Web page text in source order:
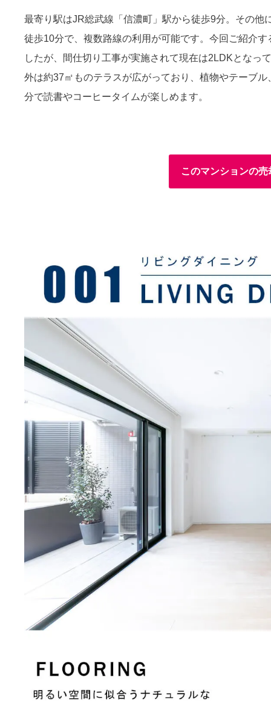
最寄り駅はJR総武線「信濃町」駅から徒歩9分。その
徒歩10分で、複数路線の利用が可能です。今回ご紹介
したが、間仕切り工事が実施されて現在は2LDKとな
外は約37㎡ものテラスが広がっており、植物やテーブ
分で読書やコーヒータイムが楽しめます。
このマンションの